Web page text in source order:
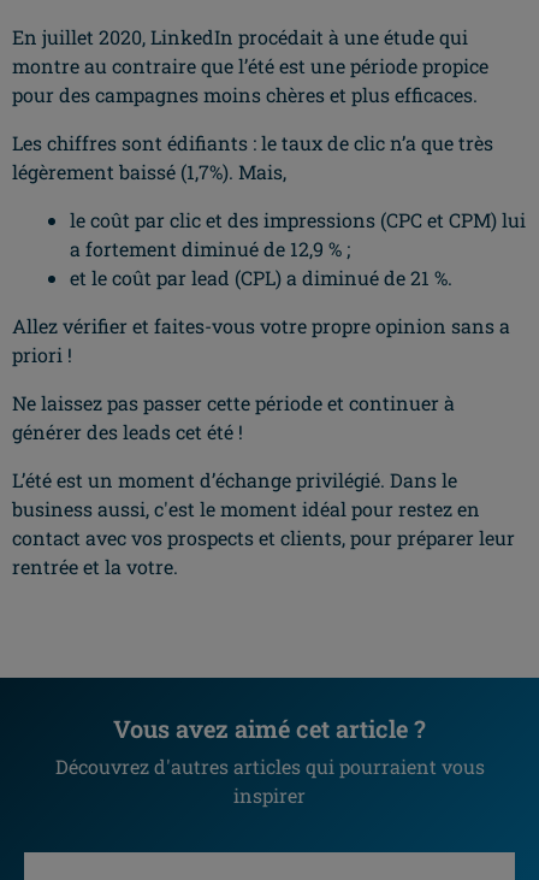
En juillet 2020, LinkedIn procédait à une étude qui
montre au contraire que l’été est une période propice
pour des campagnes moins chères et plus efficaces.
Les chiffres sont édifiants : le taux de clic n’a que très
légèrement baissé (1,7%). Mais,
le coût par clic et des impressions (CPC et CPM) lui
a fortement diminué de 12,9 % ;
et le coût par lead (CPL) a diminué de 21 %.
Allez vérifier et faites-vous votre propre opinion sans a
priori !
Ne laissez pas passer cette période et continuer à
générer des leads cet été !
L’été est un moment d’échange privilégié. Dans le
business aussi, c'est le moment idéal pour restez en
contact avec vos prospects et clients, pour préparer leur
rentrée et la votre.
Vous avez aimé cet article ?
Découvrez d'autres articles qui pourraient vous
inspirer